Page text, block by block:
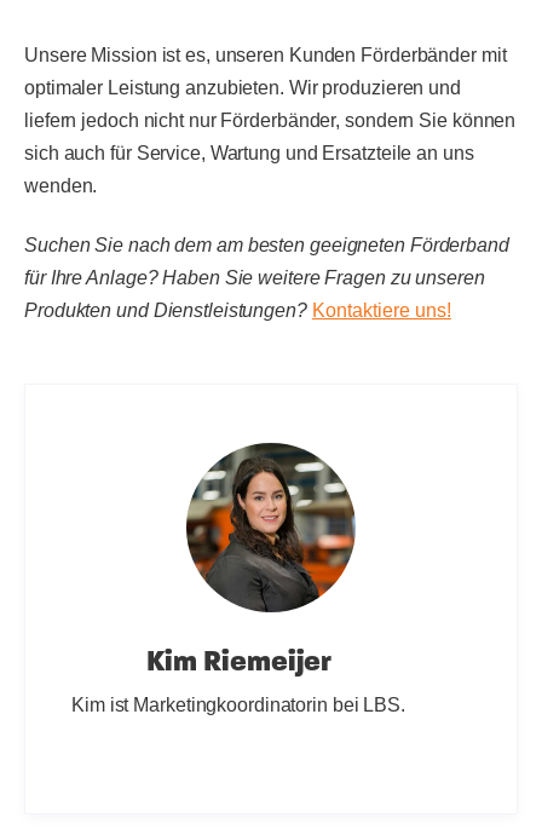
Unsere Mission ist es, unseren Kunden Förderbänder mit
optimaler Leistung anzubieten. Wir produzieren und
liefern jedoch nicht nur Förderbänder, sondern Sie können
sich auch für Service, Wartung und Ersatzteile an uns
wenden.
Suchen Sie nach dem am besten geeigneten Förderband
für Ihre Anlage? Haben Sie weitere Fragen zu unseren
Produkten und Dienstleistungen? Kontaktiere uns!
Kim Riemeijer
Kim ist Marketingkoordinatorin bei LBS.